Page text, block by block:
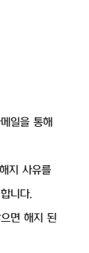
일을 통해
지 사유를
니다.
면 해지 된